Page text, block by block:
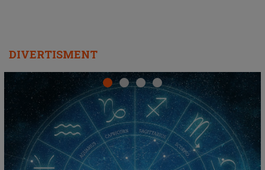
DIVERTISMENT